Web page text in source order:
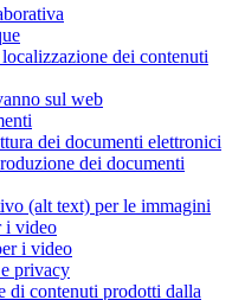
dei contenuti
sul web
dei documenti elettronici
dei documenti
(alt text) per le immagini
i video
i video
privacy
di contenuti prodotti dalla